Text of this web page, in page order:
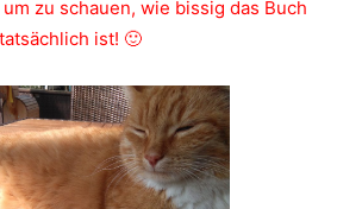
zu schauen, wie bissig das Buch
tatsächlich ist! 🙂